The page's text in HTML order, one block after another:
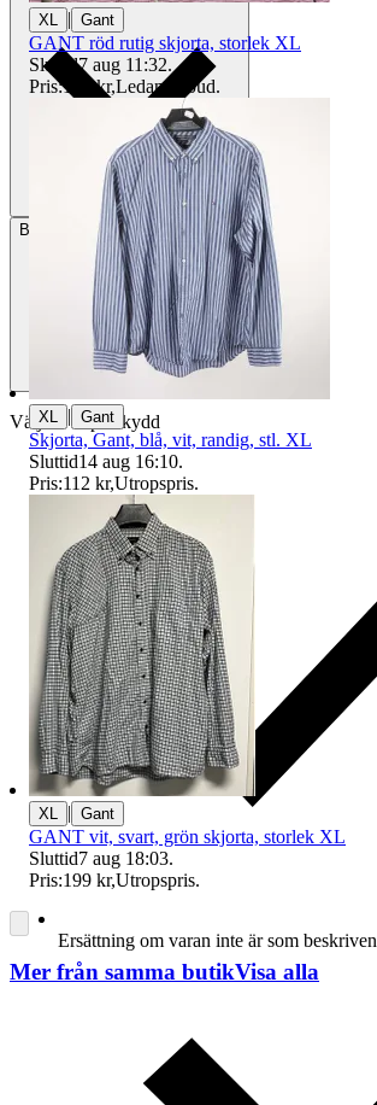
Betalning Via Tradera
Välj till köparskydd
Ersättning om varan inte är som beskriven
XL | Gant
GANT röd rutig skjorta, storlek XL
Sluttid7 aug 11:32.
Pris:160 kr,Ledande bud.
XL | Gant
Skjorta, Gant, blå, vit, randig, stl. XL
Sluttid14 aug 16:10.
Pris:112 kr,Utropspris.
XL | Gant
GANT vit, svart, grön skjorta, storlek XL
Sluttid7 aug 18:03.
Pris:199 kr,Utropspris.
Mer från samma butikVisa alla